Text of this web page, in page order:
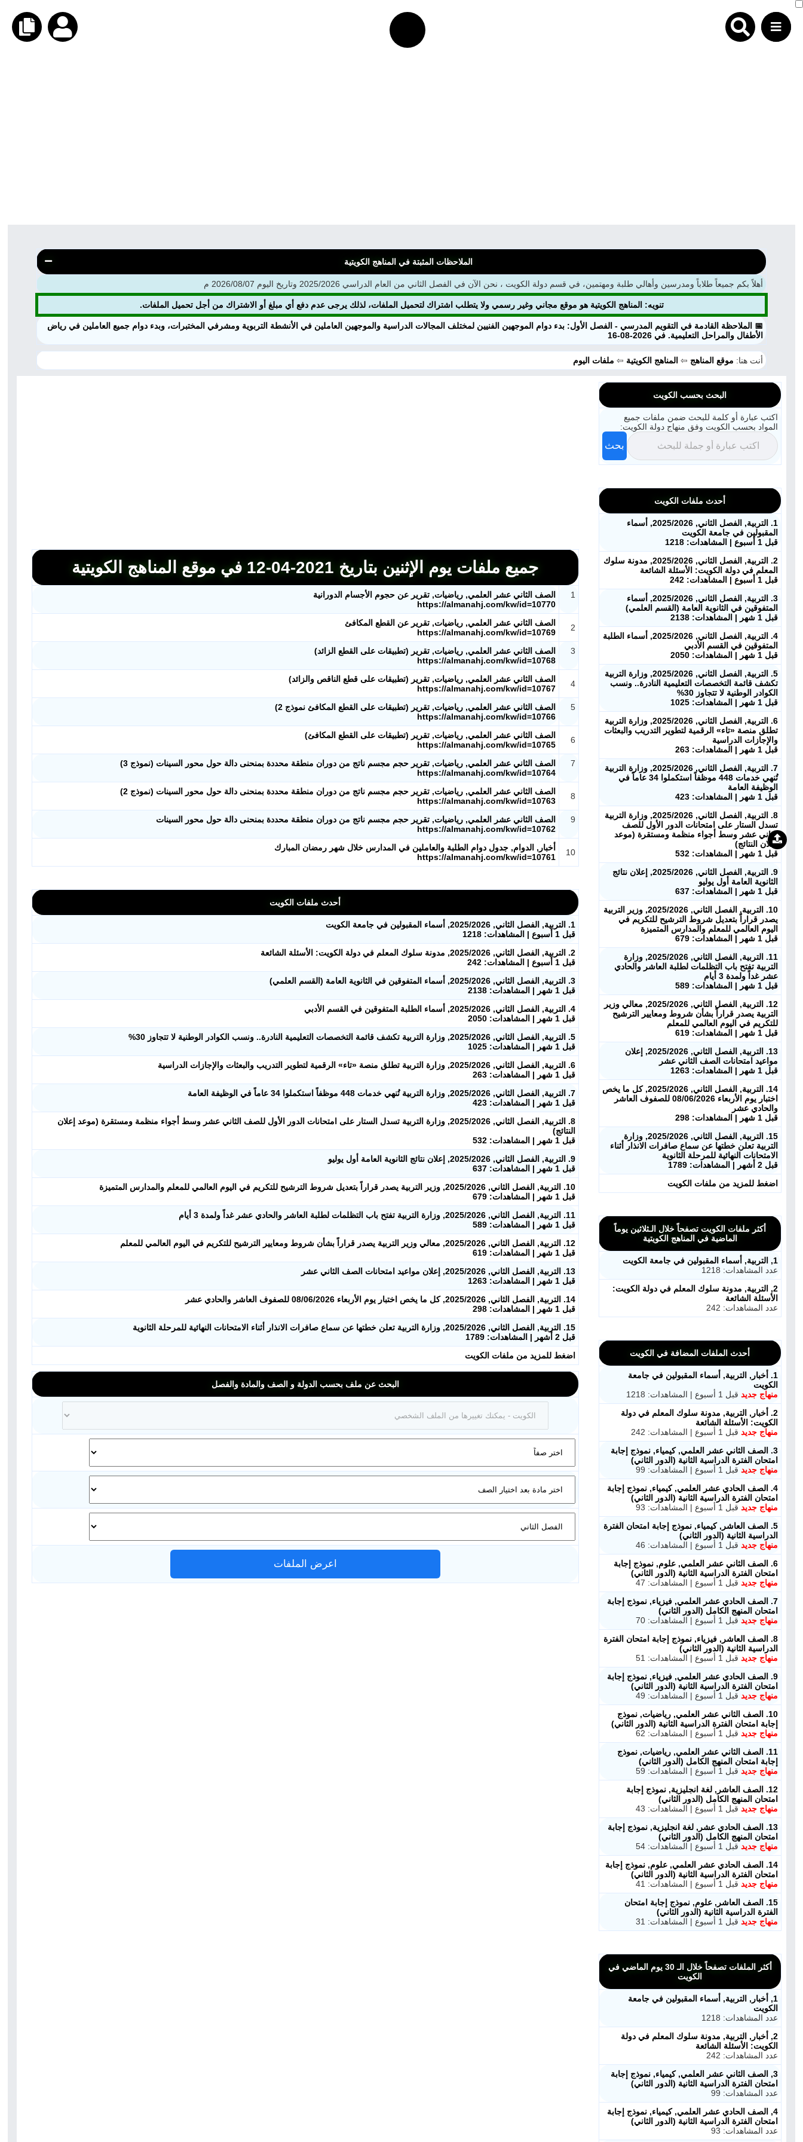
ملفات اليوم
ابحث عن مدرس
أحدث الأخبار
مدرسو المناهج
ملفات للمدرس
ملفات تعليمية
الملاحظات المثبتة في المناهج الكويتية
أهلاً بكم جميعاً طلاباً ومدرسين وأهالي طلبة ومهتمين، في قسم دولة الكويت ، نحن الآن في الفصل الثاني من العام الدراسي 2025/2026 وتاريخ اليوم 2026/08/07 م
تنويه: المناهج الكويتية هو موقع مجاني وغير رسمي ولا يتطلب اشتراك لتحميل الملفات، لذلك يرجى عدم دفع أي مبلغ أو الاشتراك من أجل تحميل الملفات.
📅 الملاحظة القادمة في التقويم المدرسي - الفصل الأول: بدء دوام الموجهين الفنيين لمختلف المجالات الدراسية والموجهين العاملين في الأنشطة التربوية ومشرفي المختبرات، وبدء دوام جميع العاملين في رياض
الأطفال والمراحل التعليمية. في 2026-08-16
أنت هنا: موقع المناهج ⇦ المناهج الكويتية ⇦ملفات اليوم
جميع ملفات يوم الإثنين بتاريخ 2021-04-12 في موقع المناهج الكويتية
1
الصف الثاني عشر العلمي, رياضيات, تقرير عن حجوم الأجسام الدورانية
https://almanahj.com/kw/id=10770
2
الصف الثاني عشر العلمي, رياضيات, تقرير عن القطع المكافئ
https://almanahj.com/kw/id=10769
3
الصف الثاني عشر العلمي, رياضيات, تقرير (تطبيقات على القطع الزائد)
https://almanahj.com/kw/id=10768
4
الصف الثاني عشر العلمي, رياضيات, تقرير (تطبيقات على قطع الناقص والزائد)
https://almanahj.com/kw/id=10767
5
الصف الثاني عشر العلمي, رياضيات, تقرير (تطبيقات على القطع المكافئ نموذج 2)
https://almanahj.com/kw/id=10766
6
الصف الثاني عشر العلمي, رياضيات, تقرير (تطبيقات على القطع المكافئ)
https://almanahj.com/kw/id=10765
7
الصف الثاني عشر العلمي, رياضيات, تقرير حجم مجسم ناتج من دوران منطقة محددة بمنحنى دالة حول محور السينات (نموذج 3)
https://almanahj.com/kw/id=10764
8
الصف الثاني عشر العلمي, رياضيات, تقرير حجم مجسم ناتج من دوران منطقة محددة بمنحنى دالة حول محور السينات (نموذج 2)
https://almanahj.com/kw/id=10763
9
الصف الثاني عشر العلمي, رياضيات, تقرير حجم مجسم ناتج من دوران منطقة محددة بمنحنى دالة حول محور السينات
https://almanahj.com/kw/id=10762
10
أخبار, الدوام, جدول دوام الطلبة والعاملين في المدارس خلال شهر رمضان المبارك
https://almanahj.com/kw/id=10761
أحدث ملفات الكويت
1. التربية, الفصل الثاني, 2025/2026, أسماء المقبولين في جامعة الكويت
قبل 1 أسبوع | المشاهدات: 1218
2. التربية, الفصل الثاني, 2025/2026, مدونة سلوك المعلم في دولة الكويت: الأسئلة الشائعة
قبل 1 أسبوع | المشاهدات: 242
3. التربية, الفصل الثاني, 2025/2026, أسماء المتفوقين في الثانوية العامة (القسم العلمي)
قبل 1 شهر | المشاهدات: 2138
4. التربية, الفصل الثاني, 2025/2026, أسماء الطلبة المتفوقين في القسم الأدبي
قبل 1 شهر | المشاهدات: 2050
5. التربية, الفصل الثاني, 2025/2026, وزارة التربية تكشف قائمة التخصصات التعليمية النادرة.. ونسب الكوادر الوطنية لا تتجاوز 30%
قبل 1 شهر | المشاهدات: 1025
6. التربية, الفصل الثاني, 2025/2026, وزارة التربية تطلق منصة «تاء» الرقمية لتطوير التدريب والبعثات والإجازات الدراسية
قبل 1 شهر | المشاهدات: 263
7. التربية, الفصل الثاني, 2025/2026, وزارة التربية تُنهي خدمات 448 موظفاً استكملوا 34 عاماً في الوظيفة العامة
قبل 1 شهر | المشاهدات: 423
8. التربية, الفصل الثاني, 2025/2026, وزارة التربية تسدل الستار على امتحانات الدور الأول للصف الثاني عشر وسط أجواء منظمة ومستقرة (موعد إعلان
النتائج)
قبل 1 شهر | المشاهدات: 532
9. التربية, الفصل الثاني, 2025/2026, إعلان نتائج الثانوية العامة أول يوليو
قبل 1 شهر | المشاهدات: 637
10. التربية, الفصل الثاني, 2025/2026, وزير التربية يصدر قراراً بتعديل شروط الترشيح للتكريم في اليوم العالمي للمعلم والمدارس المتميزة
قبل 1 شهر | المشاهدات: 679
11. التربية, الفصل الثاني, 2025/2026, وزارة التربية تفتح باب التظلمات لطلبة العاشر والحادي عشر غداً ولمدة 3 أيام
قبل 1 شهر | المشاهدات: 589
12. التربية, الفصل الثاني, 2025/2026, معالي وزير التربية يصدر قراراً بشأن شروط ومعايير الترشيح للتكريم في اليوم العالمي للمعلم
قبل 1 شهر | المشاهدات: 619
13. التربية, الفصل الثاني, 2025/2026, إعلان مواعيد امتحانات الصف الثاني عشر
قبل 1 شهر | المشاهدات: 1263
14. التربية, الفصل الثاني, 2025/2026, كل ما يخص اختبار يوم الأربعاء 08/06/2026 للصفوف العاشر والحادي عشر
قبل 1 شهر | المشاهدات: 298
15. التربية, الفصل الثاني, 2025/2026, وزارة التربية تعلن خطتها عن سماع صافرات الانذار أثناء الامتحانات النهائية للمرحلة الثانوية
قبل 2 أشهر | المشاهدات: 1789
اضغط للمزيد من ملفات الكويت
البحث عن ملف بحسب الدولة و الصف والمادة والفصل
اعرض الملفات
البحث بحسب الكويت
اكتب عبارة أو كلمة للبحث ضمن ملفات جميع
المواد بحسب الكويت وفق منهاج دولة الكويت:
بحث
أحدث ملفات الكويت
1. التربية, الفصل الثاني, 2025/2026, أسماء
المقبولين في جامعة الكويت
قبل 1 أسبوع | المشاهدات: 1218
2. التربية, الفصل الثاني, 2025/2026, مدونة سلوك
المعلم في دولة الكويت: الأسئلة الشائعة
قبل 1 أسبوع | المشاهدات: 242
3. التربية, الفصل الثاني, 2025/2026, أسماء
المتفوقين في الثانوية العامة (القسم العلمي)
قبل 1 شهر | المشاهدات: 2138
4. التربية, الفصل الثاني, 2025/2026, أسماء الطلبة
المتفوقين في القسم الأدبي
قبل 1 شهر | المشاهدات: 2050
5. التربية, الفصل الثاني, 2025/2026, وزارة التربية
تكشف قائمة التخصصات التعليمية النادرة.. ونسب
الكوادر الوطنية لا تتجاوز 30%
قبل 1 شهر | المشاهدات: 1025
6. التربية, الفصل الثاني, 2025/2026, وزارة التربية
تطلق منصة «تاء» الرقمية لتطوير التدريب والبعثات
والإجازات الدراسية
قبل 1 شهر | المشاهدات: 263
7. التربية, الفصل الثاني, 2025/2026, وزارة التربية
تُنهي خدمات 448 موظفاً استكملوا 34 عاماً في
الوظيفة العامة
قبل 1 شهر | المشاهدات: 423
8. التربية, الفصل الثاني, 2025/2026, وزارة التربية
تسدل الستار على امتحانات الدور الأول للصف
الثاني عشر وسط أجواء منظمة ومستقرة (موعد
إعلان النتائج)
قبل 1 شهر | المشاهدات: 532
9. التربية, الفصل الثاني, 2025/2026, إعلان نتائج
الثانوية العامة أول يوليو
قبل 1 شهر | المشاهدات: 637
10. التربية, الفصل الثاني, 2025/2026, وزير التربية
يصدر قراراً بتعديل شروط الترشيح للتكريم في
اليوم العالمي للمعلم والمدارس المتميزة
قبل 1 شهر | المشاهدات: 679
11. التربية, الفصل الثاني, 2025/2026, وزارة
التربية تفتح باب التظلمات لطلبة العاشر والحادي
عشر غداً ولمدة 3 أيام
قبل 1 شهر | المشاهدات: 589
12. التربية, الفصل الثاني, 2025/2026, معالي وزير
التربية يصدر قراراً بشأن شروط ومعايير الترشيح
للتكريم في اليوم العالمي للمعلم
قبل 1 شهر | المشاهدات: 619
13. التربية, الفصل الثاني, 2025/2026, إعلان
مواعيد امتحانات الصف الثاني عشر
قبل 1 شهر | المشاهدات: 1263
14. التربية, الفصل الثاني, 2025/2026, كل ما يخص
اختبار يوم الأربعاء 08/06/2026 للصفوف العاشر
والحادي عشر
قبل 1 شهر | المشاهدات: 298
15. التربية, الفصل الثاني, 2025/2026, وزارة
التربية تعلن خطتها عن سماع صافرات الانذار أثناء
الامتحانات النهائية للمرحلة الثانوية
قبل 2 أشهر | المشاهدات: 1789
اضغط للمزيد من ملفات الكويت
أكثر ملفات الكويت تصفحاً خلال الـثلاثين يوماً
الماضية في المناهج الكويتية
1, التربية, أسماء المقبولين في جامعة الكويت
عدد المشاهدات: 1218
2, التربية, مدونة سلوك المعلم في دولة الكويت:
الأسئلة الشائعة
عدد المشاهدات: 242
أحدث الملفات المضافة في الكويت
1. أخبار, التربية, أسماء المقبولين في جامعة
الكويت
منهاج جديد قبل 1 أسبوع | المشاهدات: 1218
2. أخبار, التربية, مدونة سلوك المعلم في دولة
الكويت: الأسئلة الشائعة
منهاج جديد قبل 1 أسبوع | المشاهدات: 242
3. الصف الثاني عشر العلمي, كيمياء, نموذج إجابة
امتحان الفترة الدراسية الثانية (الدور الثاني)
منهاج جديد قبل 1 أسبوع | المشاهدات: 99
4. الصف الحادي عشر العلمي, كيمياء, نموذج إجابة
امتحان الفترة الدراسية الثانية (الدور الثاني)
منهاج جديد قبل 1 أسبوع | المشاهدات: 93
5. الصف العاشر, كيمياء, نموذج إجابة امتحان الفترة
الدراسية الثانية (الدور الثاني)
منهاج جديد قبل 1 أسبوع | المشاهدات: 46
6. الصف الثاني عشر العلمي, علوم, نموذج إجابة
امتحان الفترة الدراسية الثانية (الدور الثاني)
منهاج جديد قبل 1 أسبوع | المشاهدات: 47
7. الصف الحادي عشر العلمي, فيزياء, نموذج إجابة
امتحان المنهج الكامل (الدور الثاني)
منهاج جديد قبل 1 أسبوع | المشاهدات: 70
8. الصف العاشر, فيزياء, نموذج إجابة امتحان الفترة
الدراسية الثانية (الدور الثاني)
منهاج جديد قبل 1 أسبوع | المشاهدات: 51
9. الصف الحادي عشر العلمي, فيزياء, نموذج إجابة
امتحان الفترة الدراسية الثانية (الدور الثاني)
منهاج جديد قبل 1 أسبوع | المشاهدات: 49
10. الصف الثاني عشر العلمي, رياضيات, نموذج
إجابة امتحان الفترة الدراسية الثانية (الدور الثاني)
منهاج جديد قبل 1 أسبوع | المشاهدات: 62
11. الصف الثاني عشر العلمي, رياضيات, نموذج
إجابة امتحان المنهج الكامل (الدور الثاني)
منهاج جديد قبل 1 أسبوع | المشاهدات: 59
12. الصف العاشر, لغة انجليزية, نموذج إجابة
امتحان المنهج الكامل (الدور الثاني)
منهاج جديد قبل 1 أسبوع | المشاهدات: 43
13. الصف الحادي عشر, لغة انجليزية, نموذج إجابة
امتحان المنهج الكامل (الدور الثاني)
منهاج جديد قبل 1 أسبوع | المشاهدات: 54
14. الصف الحادي عشر العلمي, علوم, نموذج إجابة
امتحان الفترة الدراسية الثانية (الدور الثاني)
منهاج جديد قبل 1 أسبوع | المشاهدات: 41
15. الصف العاشر, علوم, نموذج إجابة امتحان
الفترة الدراسية الثانية (الدور الثاني)
منهاج جديد قبل 1 أسبوع | المشاهدات: 31
أكثر الملفات تصفحاً خلال الـ 30 يوم الماضي في
الكويت
1, أخبار, التربية, أسماء المقبولين في جامعة
الكويت
عدد المشاهدات: 1218
2, أخبار, التربية, مدونة سلوك المعلم في دولة
الكويت: الأسئلة الشائعة
عدد المشاهدات: 242
3, الصف الثاني عشر العلمي, كيمياء, نموذج إجابة
امتحان الفترة الدراسية الثانية (الدور الثاني)
عدد المشاهدات: 99
4, الصف الحادي عشر العلمي, كيمياء, نموذج إجابة
امتحان الفترة الدراسية الثانية (الدور الثاني)
عدد المشاهدات: 93